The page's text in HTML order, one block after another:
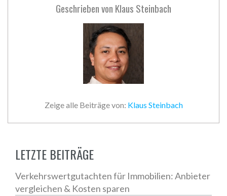
Geschrieben von Klaus Steinbach
Zeige alle Beiträge von: Klaus Steinbach
LETZTE BEITRÄGE
Verkehrswertgutachten für Immobilien: Anbieter
vergleichen & Kosten sparen